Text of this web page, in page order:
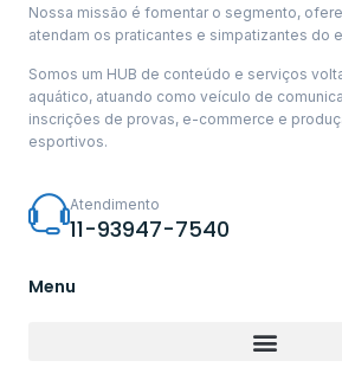
Nossa missão é fomentar o segmento,
atendam os praticantes e simpatizantes do
Somos um HUB de conteúdo e serviços
aquático, atuando como veículo de
inscrições de provas, e-commerce e
esportivos.
Atendimento
11-93947-7540
Menu